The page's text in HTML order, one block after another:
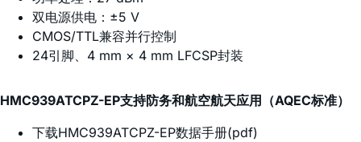
双电源供电：±5 V
CMOS/TTL兼容并行控制
24引脚、4 mm × 4 mm LFCSP封装
HMC939ATCPZ-EP支持防务和航空航天应用（AQEC标准）
下载HMC939ATCPZ-EP数据手册(pdf)